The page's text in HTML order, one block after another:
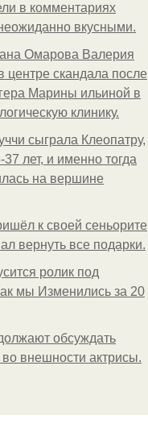
в комментариях
вкусными.
Омарова Валерия
центре скандала после
Марины ильиной в
клинику.
сыграла Клеопатру,
лет, и именно тогда
на вершине
к своей сеньорите
вернуть все подарки.
ролик под
мы Изменились за 20
обсуждать
внешности актрисы.